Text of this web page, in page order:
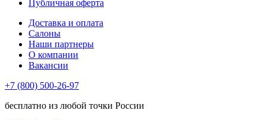
Публичная оферта
Доставка и оплата
Салоны
Наши партнеры
О компании
Вакансии
+7 (800) 500-26-97
бесплатно из любой точки России